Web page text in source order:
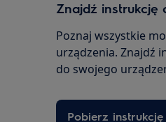
Znajdź instrukcję
Poznaj wszystkie
urządzenia. Znajdź
do swojego
Pobierz instrukcję